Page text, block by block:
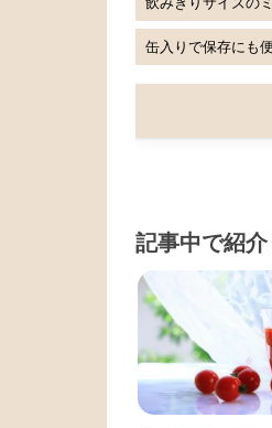
缶入りで保存にも
記事中で紹